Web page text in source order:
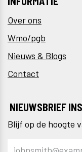
Over ons
Wmo/pgb
Nieuws & Blogs
Contact
NIEUWSBRIEF
Blijf op de hoogte